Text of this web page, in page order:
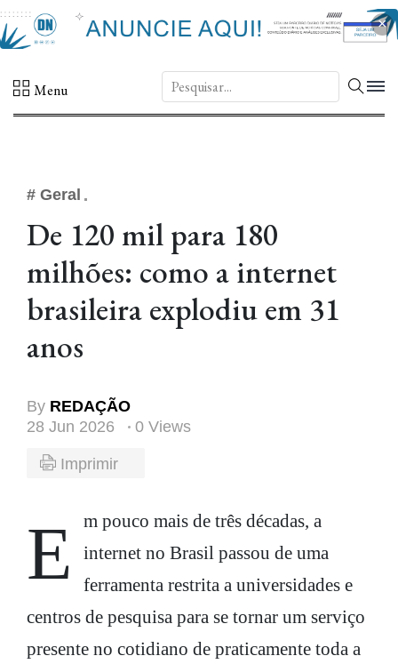
×
Menu DN.
# Geral
De 120 mil para 180
milhões: como a internet
brasileira explodiu em 31
anos
By REDAÇÃO
28 Jun 2026
0 Views
Imprimir
Em pouco mais de três décadas, a
internet no Brasil passou de uma
ferramenta restrita a universidades e
centros de pesquisa para se tornar um serviço
presente no cotidiano de praticamente toda a